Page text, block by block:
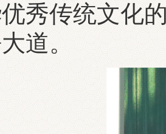
秀传统文化
道。